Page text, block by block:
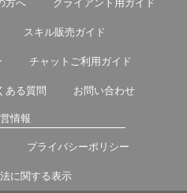
方へ クライアント用ガイド
スキル販売ガイド
チャットご利用ガイド
ある質問 お問い合わせ
情報
プライバシーポリシー
に関する表示